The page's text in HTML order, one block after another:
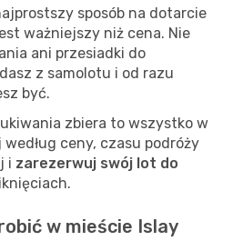
sposób na dotarcie
ważniejszy niż cena. Nie
ani przesiadki do
z samolotu i od razu
być.
zbiera to wszystko w
ceny, czasu podróży
i zarezerwuj swój lot do
w mieście Islay